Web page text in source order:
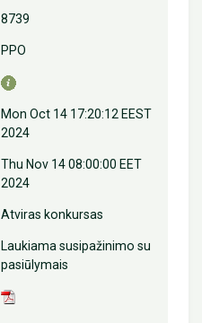
8739
PPO
Mon Oct 14 17:20:12 EEST
2024
Thu Nov 14 08:00:00 EET
2024
Atviras konkursas
Laukiama susipažinimo su
pasiūlymais